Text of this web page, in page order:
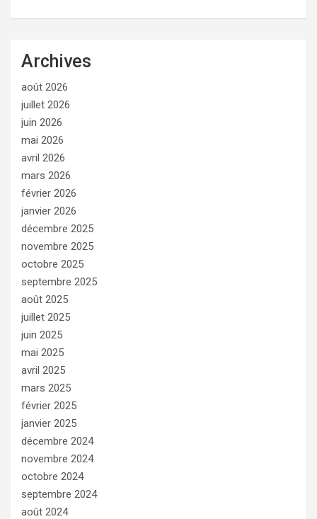
Archives
août 2026
juillet 2026
juin 2026
mai 2026
avril 2026
mars 2026
février 2026
janvier 2026
décembre 2025
novembre 2025
octobre 2025
septembre 2025
août 2025
juillet 2025
juin 2025
mai 2025
avril 2025
mars 2025
février 2025
janvier 2025
décembre 2024
novembre 2024
octobre 2024
septembre 2024
août 2024